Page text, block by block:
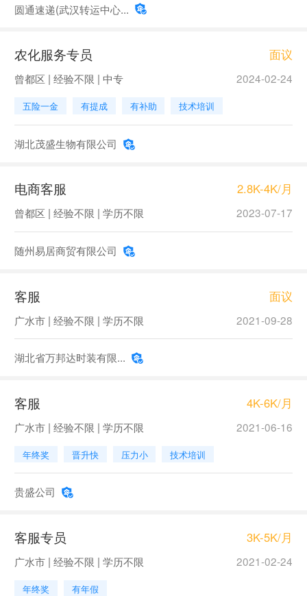
圆通速递(武汉转运中心...
农化服务专员 面议
曾都区 | 经验不限 | 中专 2024-02-24
五险一金 有提成 有补助 技术培训
湖北茂盛生物有限公司
电商客服 2.8K-4K/月
曾都区 | 经验不限 | 学历不限 2023-07-17
随州易居商贸有限公司
客服 面议
广水市 | 经验不限 | 学历不限 2021-09-28
湖北省万邦达时装有限...
客服 4K-6K/月
广水市 | 经验不限 | 学历不限 2021-06-16
年终奖 晋升快 压力小 技术培训
贵盛公司
客服专员 3K-5K/月
广水市 | 经验不限 | 学历不限 2021-02-24
年终奖 有年假